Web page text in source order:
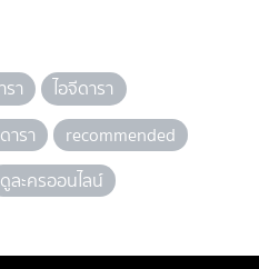
รา
ไอจีดารา
ารา
recommended
ดูละครออนไลน์